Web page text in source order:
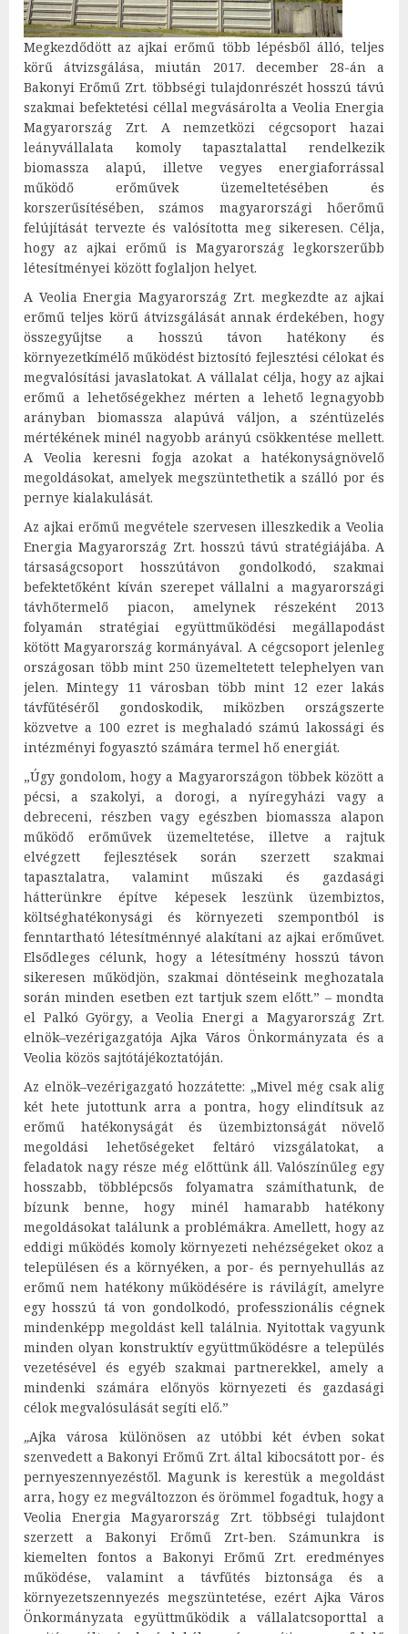
Megkezdődött az ajkai erőmű több lépésből álló, teljes
körű átvizsgálása, miután 2017. december 28-án a
Bakonyi Erőmű Zrt. többségi tulajdonrészét hosszú távú
szakmai befektetési céllal megvásárolta a Veolia Energia
Magyarország Zrt. A nemzetközi cégcsoport hazai
leányvállalata komoly tapasztalattal rendelkezik
biomassza alapú, illetve vegyes energiaforrással
működő erőművek üzemeltetésében és
korszerűsítésében, számos magyarországi hőerőmű
felújítását tervezte és valósította meg sikeresen. Célja,
hogy az ajkai erőmű is Magyarország legkorszerűbb
létesítményei között foglaljon helyet.
A Veolia Energia Magyarország Zrt. megkezdte az ajkai
erőmű teljes körű átvizsgálását annak érdekében, hogy
összegyűjtse a hosszú távon hatékony és
környezetkímélő működést biztosító fejlesztési célokat és
megvalósítási javaslatokat. A vállalat célja, hogy az ajkai
erőmű a lehetőségekhez mérten a lehető legnagyobb
arányban biomassza alapúvá váljon, a széntüzelés
mértékének minél nagyobb arányú csökkentése mellett.
A Veolia keresni fogja azokat a hatékonyságnövelő
megoldásokat, amelyek megszüntethetik a szálló por és
pernye kialakulását.
Az ajkai erőmű megvétele szervesen illeszkedik a Veolia
Energia Magyarország Zrt. hosszú távú stratégiájába. A
társaságcsoport hosszútávon gondolkodó, szakmai
befektetőként kíván szerepet vállalni a magyarországi
távhőtermelő piacon, amelynek részeként 2013
folyamán stratégiai együttműködési megállapodást
kötött Magyarország kormányával. A cégcsoport jelenleg
országosan több mint 250 üzemeltetett telephelyen van
jelen. Mintegy 11 városban több mint 12 ezer lakás
távfűtéséről gondoskodik, miközben országszerte
közvetve a 100 ezret is meghaladó számú lakossági és
intézményi fogyasztó számára termel hő energiát.
„Úgy gondolom, hogy a Magyarországon többek között a
pécsi, a szakolyi, a dorogi, a nyíregyházi vagy a
debreceni, részben vagy egészben biomassza alapon
működő erőművek üzemeltetése, illetve a rajtuk
elvégzett fejlesztések során szerzett szakmai
tapasztalatra, valamint műszaki és gazdasági
hátterünkre építve képesek leszünk üzembiztos,
költséghatékonysági és környezeti szempontból is
fenntartható létesítménnyé alakítani az ajkai erőművet.
Elsődleges célunk, hogy a létesítmény hosszú távon
sikeresen működjön, szakmai döntéseink meghozatala
során minden esetben ezt tartjuk szem előtt.” – mondta
el Palkó György, a Veolia Energi a Magyarország Zrt.
elnök–vezérigazgatója Ajka Város Önkormányzata és a
Veolia közös sajtótájékoztatóján.
Az elnök–vezérigazgató hozzátette: „Mivel még csak alig
két hete jutottunk arra a pontra, hogy elindítsuk az
erőmű hatékonyságát és üzembiztonságát növelő
megoldási lehetőségeket feltáró vizsgálatokat, a
feladatok nagy része még előttünk áll. Valószínűleg egy
hosszabb, többlépcsős folyamatra számíthatunk, de
bízunk benne, hogy minél hamarabb hatékony
megoldásokat találunk a problémákra. Amellett, hogy az
eddigi működés komoly környezeti nehézségeket okoz a
településen és a környéken, a por- és pernyehullás az
erőmű nem hatékony működésére is rávilágít, amelyre
egy hosszú tá von gondolkodó, professzionális cégnek
mindenképp megoldást kell találnia. Nyitottak vagyunk
minden olyan konstruktív együttműködésre a település
vezetésével és egyéb szakmai partnerekkel, amely a
mindenki számára előnyös környezeti és gazdasági
célok megvalósulását segíti elő.”
„Ajka városa különösen az utóbbi két évben sokat
szenvedett a Bakonyi Erőmű Zrt. által kibocsátott por- és
pernyeszennyezéstől. Magunk is kerestük a megoldást
arra, hogy ez megváltozzon és örömmel fogadtuk, hogy a
Veolia Energia Magyarország Zrt. többségi tulajdont
szerzett a Bakonyi Erőmű Zrt-ben. Számunkra is
kiemelten fontos a Bakonyi Erőmű Zrt. eredményes
működése, valamint a távfűtés biztonsága és a
környezetszennyezés megszüntetése, ezért Ajka Város
Önkormányzata együttműködik a vállalatcsoporttal a